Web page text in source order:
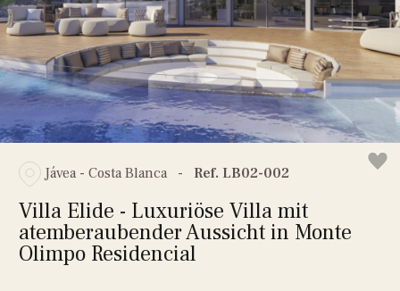
Jávea - Costa Blanca - Ref. LB02-002
Villa Elide - Luxuriöse Villa mit
atemberaubender Aussicht in Monte
Olimpo Residencial